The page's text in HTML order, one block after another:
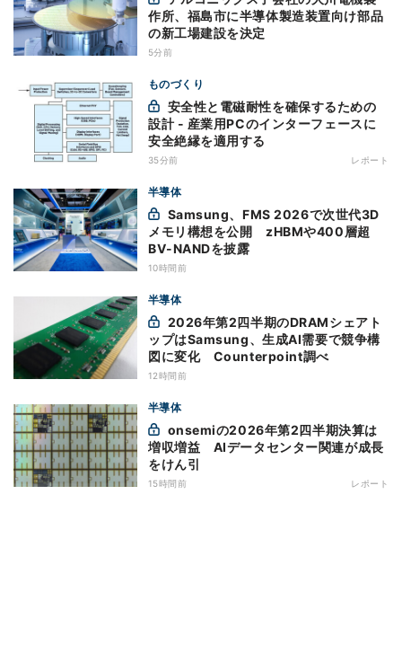
作所、福島市に半導体製造装置向け部品
の新工場建設を決定
5分前
ものづくり
設計 - 産業用PCのインターフェースに
安全絶縁を適用する
35分前 レポート
半導体
メモリ構想を公開 zHBMや400層超
BV-NANDを披露
10時間前
半導体
ップはSamsung、生成AI需要で競争構
図に変化 Counterpoint調べ
12時間前
半導体
増収増益 AIデータセンター関連が成長
をけん引
15時間前 レポート